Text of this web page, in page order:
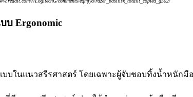
บ Ergonomic
บในแนวสรีรศาสตร์ โดยเฉพาะผู้จับชอบทิ้งน้ำหนักมื